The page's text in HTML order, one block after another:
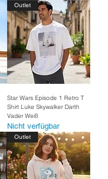
Outlet
Star Wars Episode 1 Retro T
Shirt Luke Skywalker Darth
Vader Weiß
Nicht verfügbar
Outlet